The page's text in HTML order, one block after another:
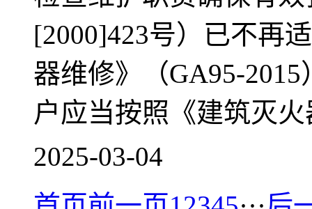
[2000]423号）已不再
器维修》（GA95-
户应当按照《建筑灭火
2025-03-04